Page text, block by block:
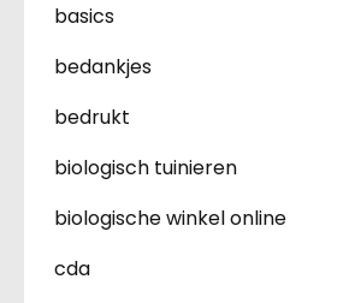
basics
bedankjes
bedrukt
biologisch tuinieren
biologische winkel online
cda